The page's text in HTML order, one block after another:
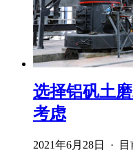
选择铝矾土
考虑
2021年6月28日 ·